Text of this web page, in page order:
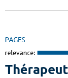
PAGES
relevance: